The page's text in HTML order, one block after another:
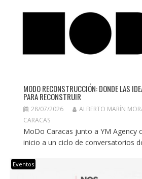
MODO RECONSTRUCCIÓN: DONDE LAS
PARA RECONSTRUIR
28/07/2026 ALBERTO MARÍN
CARACAS
MoDo Caracas junto a YM Agency
inicio a un ciclo de conversatorios
Eventos